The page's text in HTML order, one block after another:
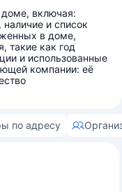
включая:
и список
в доме,
такие как год
и использованные
компании: её
по адресу